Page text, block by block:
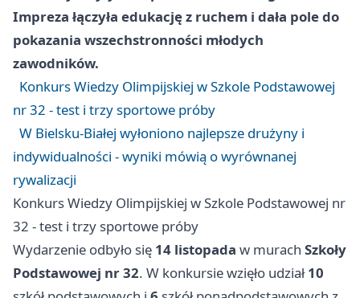
Impreza łączyła edukację z ruchem i dała pole do
pokazania wszechstronności młodych
zawodników.
Konkurs Wiedzy Olimpijskiej w Szkole Podstawowej
nr 32 - test i trzy sportowe próby
W Bielsku-Białej wyłoniono najlepsze drużyny i
indywidualności - wyniki mówią o wyrównanej
rywalizacji
Konkurs Wiedzy Olimpijskiej w Szkole Podstawowej nr
32 - test i trzy sportowe próby
Wydarzenie odbyło się 14 listopada w murach Szkoły
Podstawowej nr 32. W konkursie wzięło udział10